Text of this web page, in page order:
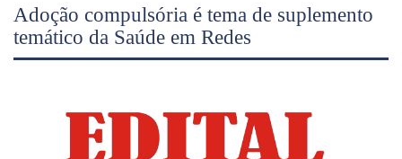
Adoção compulsória é tema de suplemento
temático da Saúde em Redes